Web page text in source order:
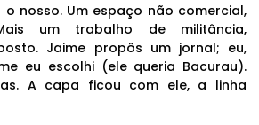
o nosso. Um espaço não comercial,
um trabalho de militância,
Jaime propôs um jornal; eu,
eu escolhi (ele queria Bacurau).
A capa ficou com ele, a linha